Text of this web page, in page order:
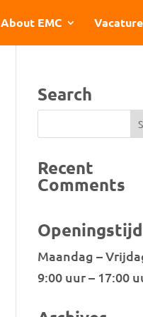
About EMC
Search
Recent
Comments
Maandag –
9:00 uur – 17:00